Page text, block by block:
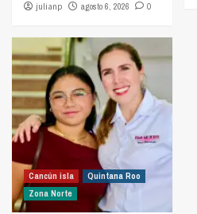
julianp agosto 6, 2026 0
Cancún isla
Quintana Roo
Zona Norte